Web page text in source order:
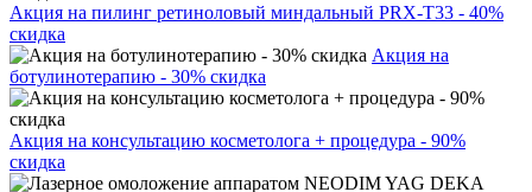
Акция на пилинг ретиноловый миндальный PRX-T33 - 40%
скидка
Акция на
ботулинотерапию - 30% скидка
Акция на консультацию косметолога + процедура - 90%
скидка